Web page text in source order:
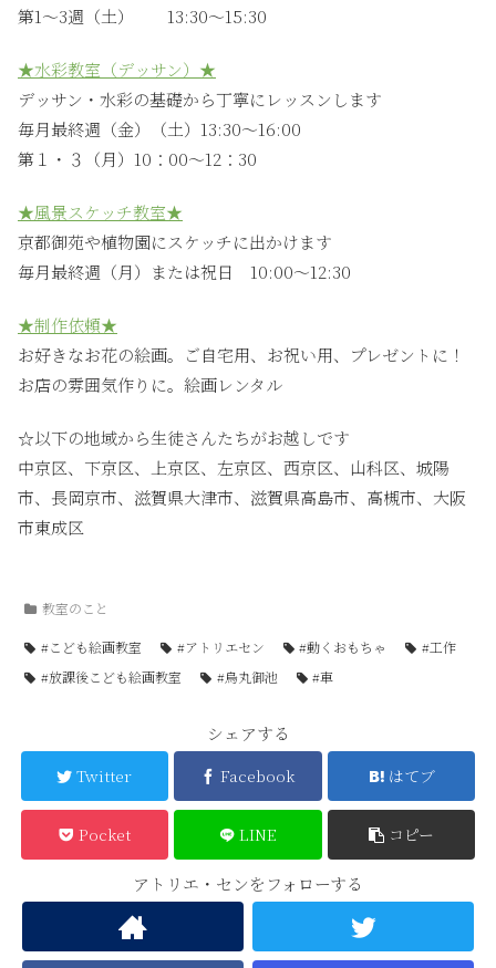
第1〜3週（土） 13:30〜15:30
★水彩教室（デッサン）★
デッサン・水彩の基礎から丁寧にレッスンします
毎月最終週（金）（土）13:30〜16:00
第１・３（月）10：00〜12：30
★風景スケッチ教室★
京都御苑や植物園にスケッチに出かけます
毎月最終週（月）または祝日 10:00〜12:30
★制作依頼★
お好きなお花の絵画。ご自宅用、お祝い用、プレゼントに！
お店の雰囲気作りに。絵画レンタル
☆以下の地域から生徒さんたちがお越しです
中京区、下京区、上京区、左京区、西京区、山科区、城陽
市、長岡京市、滋賀県大津市、滋賀県高島市、高槻市、大阪
市東成区
教室のこと
#こども絵画教室 #アトリエセン #動くおもちゃ
#工作
#放課後こども絵画教室
#烏丸御池 #車
シェアする
Twitter Facebook はてブ
Pocket LINE コピー
アトリエ・センをフォローする